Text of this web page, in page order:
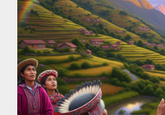
Contacto